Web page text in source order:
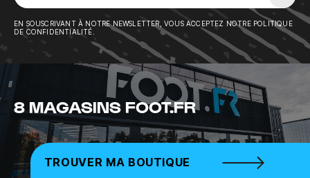
EN SOUSCRIVANT À NOTRE NEWSLETTER, VOUS ACCEPTEZ NOTRE POLITIQUE
DE CONFIDENTIALITÉ.
8 MAGASINS FOOT.FR
TROUVER MA BOUTIQUE